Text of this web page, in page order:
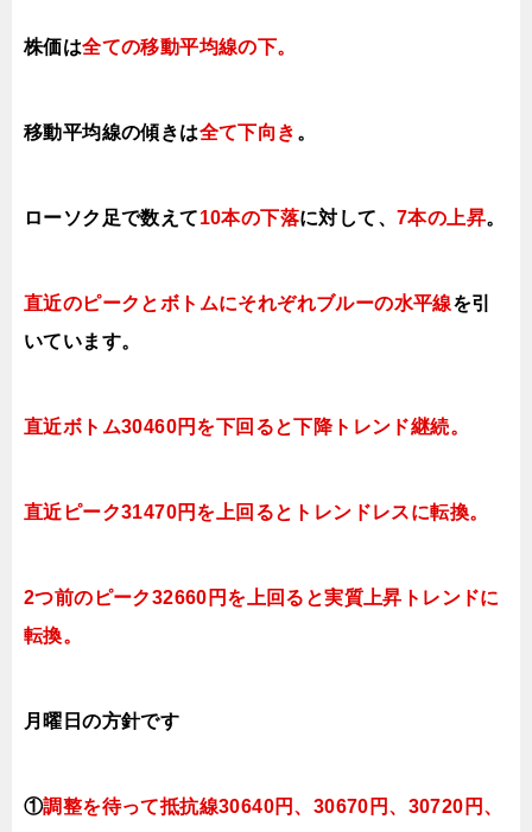
株価は全ての移動平均線の下。
移動平均線の傾きは全て下向き 。
ローソク足で数えて10本の下落に対して、7本の上昇。
直近のピークとボトムにそれぞれブルーの水平線を引
いています。
直近ボトム30460円を下回ると下降トレンド継続。
直近ピーク31470円を上回ると トレンドレスに転換。
2つ前のピーク32660円を上回ると実質上昇トレンドに
転換。
月曜日の方針です
①調整を待って抵抗線30640円、30670円、 30720円、